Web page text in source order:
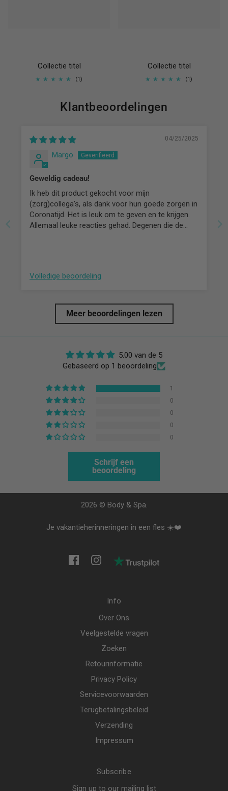
Collectie titel
1
Collectie titel
1
Klantbeoordelingen
04/25/2025
Margo
Geweldig cadeau!
Ik heb dit product gekocht voor mijn
(zorg)collega's, als dank voor hun goede zorgen in
Coronatijd. Het is leuk om te geven en te krijgen.
Allemaal leuke reacties gehad. Degenen die de
Volledige beoordeling
Meer beoordelingen lezen
5.00 van de 5
Gebaseerd op 1 beoordeling
1
0
0
0
0
Schrijf een
beoordeling
2026 © Body & Spa.
Je vakantieherinneringen in een fles ☀️❤️
Info
Over Ons
Veelgestelde vragen
Zoeken
Retourinformatie
Privacy Policy
Servicevoorwaarden
Terugbetalingsbeleid
Verzending
Impressum
Subscribe
Sign up to our mailing list